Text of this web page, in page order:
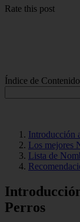
Rate this post
Índice de
Introducción
Los mejores
Lista de
Perros